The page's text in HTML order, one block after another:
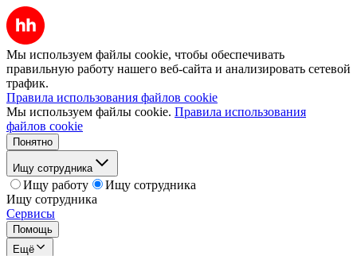
Мы используем файлы cookie, чтобы обеспечивать
правильную работу нашего веб-сайта и анализировать сетевой
трафик.
Правила использования файлов cookie
Мы используем файлы cookie. Правила использования
файлов cookie
Понятно
Ищу сотрудника
Ищу работу
Ищу сотрудника
Ищу сотрудника
Сервисы
Помощь
Ещё